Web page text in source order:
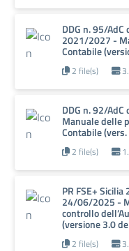
DDG n. 95/
2021/2027 -
Contabile
2 file(s)
DDG n. 92/
Manuale delle
Contabile
2 file(s)
PR FSE+
24/06/2025 -
controllo
(versione 3.0
2 file(s)